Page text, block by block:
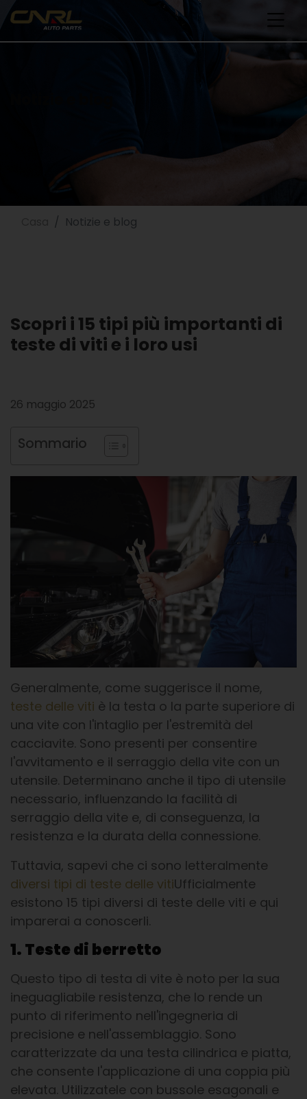
Notizie e blog
Scopri i 15 tipi più importanti di
teste di viti e i loro usi
26 maggio 2025
Sommario
Generalmente, come suggerisce il nome,
teste delle viti è la testa o la parte superiore di
una vite con l'intaglio per l'estremità del
cacciavite. Sono presenti per consentire
l'avvitamento e il serraggio della vite con un
utensile. Determinano anche il tipo di utensile
necessario, influenzando la facilità di
serraggio della vite e, di conseguenza, la
resistenza e la durata della connessione.
Tuttavia, sapevi che ci sono letteralmente
diversi tipi di teste delle vitiUfficialmente
esistono 15 tipi diversi di teste delle viti e qui
imparerai a conoscerli.
1. Teste di berretto
Questo tipo di testa di vite è noto per la sua
ineguagliabile resistenza, che lo rende un
punto di riferimento nell'ingegneria di
precisione e nell'assemblaggio. Sono
caratterizzate da una testa cilindrica e piatta,
che consente l'applicazione di una coppia più
elevata. Utilizzatele con bussole esagonali e